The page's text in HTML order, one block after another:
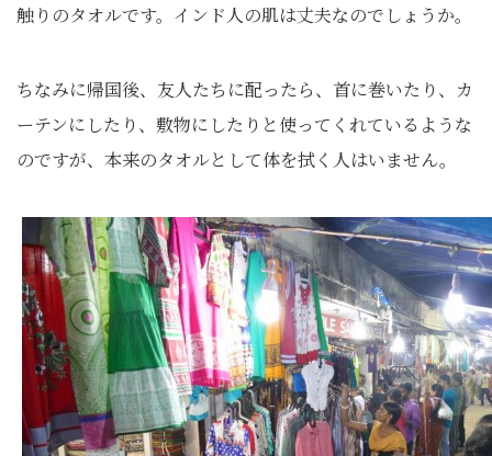
触りのタオルです。インド人の肌は丈夫なのでしょうか。
ちなみに帰国後、友人たちに配ったら、首に巻いたり、カ
ーテンにしたり、敷物にしたりと使ってくれているような
のですが、本来のタオルとして体を拭く人はいません。